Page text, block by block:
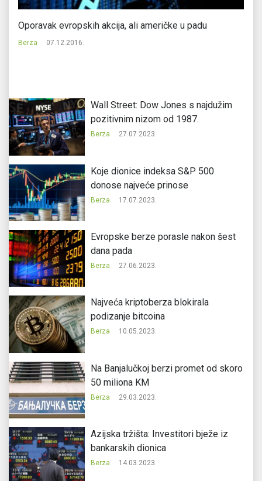
Oporavak evropskih akcija, ali američke u padu
Berza 07.12.2016.
Wall Street: Dow Jones s najdužim
pozitivnim nizom od 1987.
Berza 27.07.2023.
Koje dionice indeksa S&P 500
donose najveće prinose
Berza 17.07.2023.
Evropske berze porasle nakon šest
dana pada
Berza 27.06.2023.
Najveća kriptoberza blokirala
podizanje bitcoina
Berza 10.05.2023.
Na Banjalučkoj berzi promet od skoro
50 miliona KM
Berza 29.03.2023.
Azijska tržišta: Investitori bježe iz
bankarskih dionica
Berza 14.03.2023.